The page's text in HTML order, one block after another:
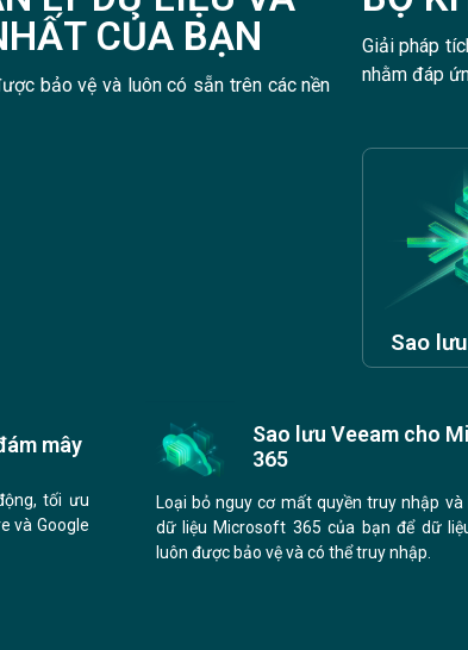
CỦA BẠN
bảo vệ và luôn có sẵn trên các nền
Giải pháp
nhằm đáp
Sao
mây
tối ưu
và Google
Sao lưu Veeam cho
365
Loại bỏ nguy cơ mất quyền truy nhập
dữ liệu Microsoft 365 của bạn để dữ
luôn được bảo vệ và có thể truy nhập.